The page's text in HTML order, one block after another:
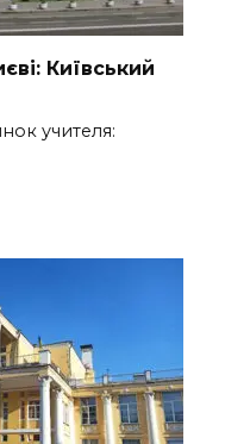
Київський
учителя: